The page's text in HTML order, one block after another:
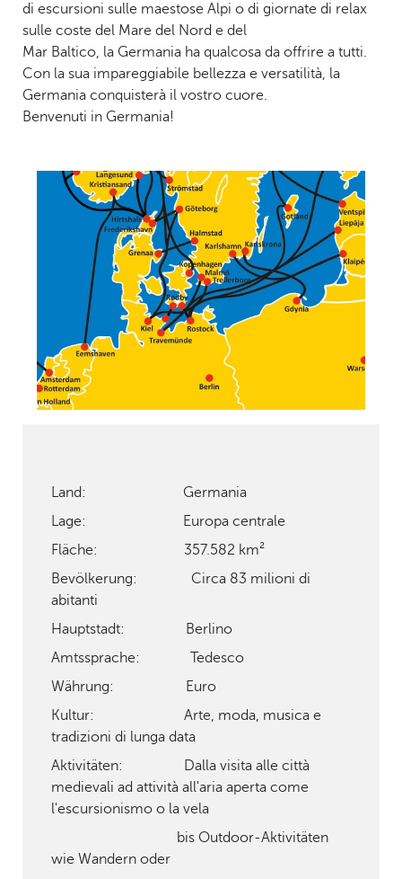
di escursioni sulle maestose Alpi o di giornate di relax
sulle coste del Mare del Nord e del
Mar Baltico, la Germania ha qualcosa da offrire a tutti.
Con la sua impareggiabile bellezza e versatilità, la
Germania conquisterà il vostro cuore.
Benvenuti in Germania!
Land: Germania
Lage: Europa centrale
Fläche: 357.582 km²
Bevölkerung: Circa 83 milioni di
abitanti
Hauptstadt: Berlino
Amtssprache: Tedesco
Währung: Euro
Kultur: Arte, moda, musica e
tradizioni di lunga data
Aktivitäten: Dalla visita alle città
medievali ad attività all'aria aperta come
l'escursionismo o la vela
bis Outdoor-Aktivitäten
wie Wandern oder